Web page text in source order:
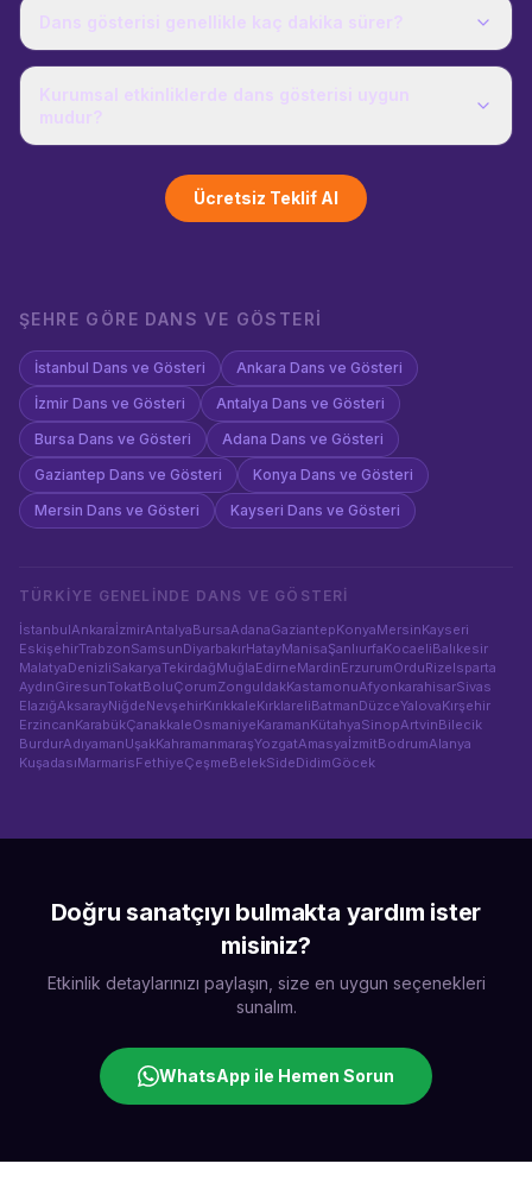
Dans gösterisi genellikle kaç dakika sürer?
Kurumsal etkinliklerde dans gösterisi uygun
mudur?
Ücretsiz Teklif Al
ŞEHRE GÖRE DANS VE GÖSTERI
İstanbul Dans ve Gösteri Ankara Dans ve Gösteri
İzmir Dans ve Gösteri Antalya Dans ve Gösteri
Bursa Dans ve Gösteri Adana Dans ve Gösteri
Gaziantep Dans ve Gösteri Konya Dans ve Gösteri
Mersin Dans ve Gösteri Kayseri Dans ve Gösteri
TÜRKIYE GENELINDE DANS VE GÖSTERI
İstanbulAnkaraİzmirAntalyaBursaAdanaGaziantepKonyaMersinKayseri
EskişehirTrabzonSamsunDiyarbakırHatayManisaŞanlıurfaKocaeliBalıkesir
MalatyaDenizliSakaryaTekirdağMuğlaEdirneMardinErzurumOrduRizeIsparta
AydınGiresunTokatBoluÇorumZonguldakKastamonuAfyonkarahisarSivas
ElazığAksarayNiğdeNevşehirKırıkkaleKırklareliBatmanDüzceYalovaKırşehir
ErzincanKarabükÇanakkaleOsmaniyeKaramanKütahyaSinopArtvinBilecik
BurdurAdıyamanUşakKahramanmaraşYozgatAmasyaİzmitBodrumAlanya
KuşadasıMarmarisFethiyeÇeşmeBelekSideDidimGöcek
Doğru sanatçıyı bulmakta yardım ister
misiniz?
Etkinlik detaylarınızı paylaşın, size en uygun seçenekleri
sunalım.
WhatsApp ile Hemen Sorun